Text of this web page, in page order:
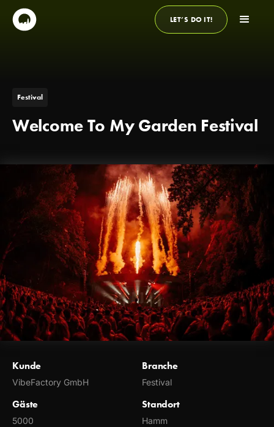
LET’S DO IT!
Festival
Welcome To My Garden Festival
Kunde
VibeFactory GmbH
Branche
Festival
Gäste
5000
Standort
Hamm